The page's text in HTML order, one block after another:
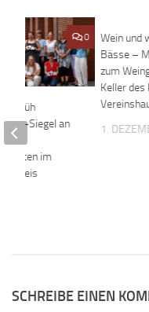
Wein und
Bässe –
zum
Keller des
1.
0
früh
Siegel an
im
Kreis
SCHREIBE EINEN